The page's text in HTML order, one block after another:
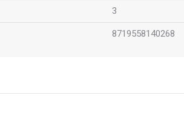
3
8719558140268